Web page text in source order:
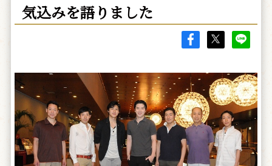
気込みを語りました